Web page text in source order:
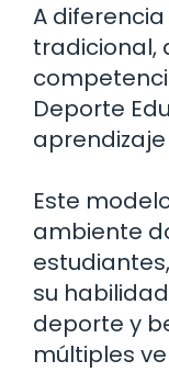
A
tradicional,
Deporte
Este
ambiente
su
deporte y
múltiples